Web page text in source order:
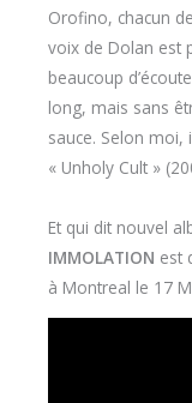
Orofino, chacun
voix de Dolan est
beaucoup
long, mais sans
sauce. Selon moi,
« Unholy Cult »
Et qui dit nouvel
IMMOLATION est
à Montreal le 17